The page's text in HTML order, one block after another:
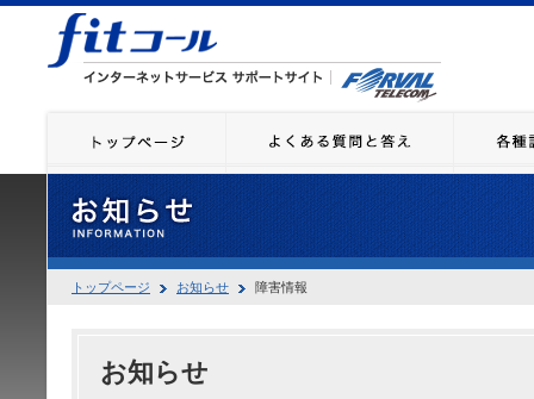
トップページ お知らせ 障害情報
お知らせ